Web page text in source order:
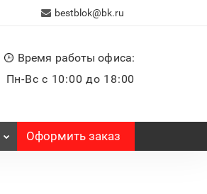
bestblok@bk.ru
Время работы офиса:
Пн-Вс с 10:00 до 18:00
Оформить заказ